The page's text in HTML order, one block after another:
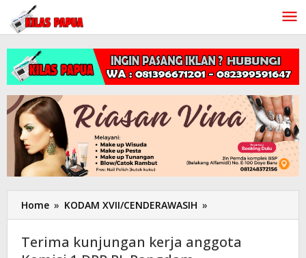
Lewati
konten
Home » KODAM XVII/CENDERAWASIH »
kunjungan
anggota
Terima kunjungan kerja anggota